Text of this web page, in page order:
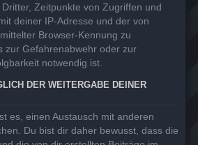
Zeitpunkte von Zugriffen und
deiner IP-Adresse und der von
Browser-Kennung zu
zur Gefahrenabwehr oder zur
notwendig ist.
DER WEITERGABE DEINER
es, einen Austausch mit anderen
Du bist dir daher bewusst, dass die